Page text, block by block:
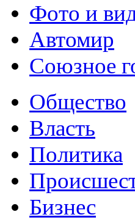
Фото и
Автомир
Союзное
Общество
Власть
Политика
Бизнес